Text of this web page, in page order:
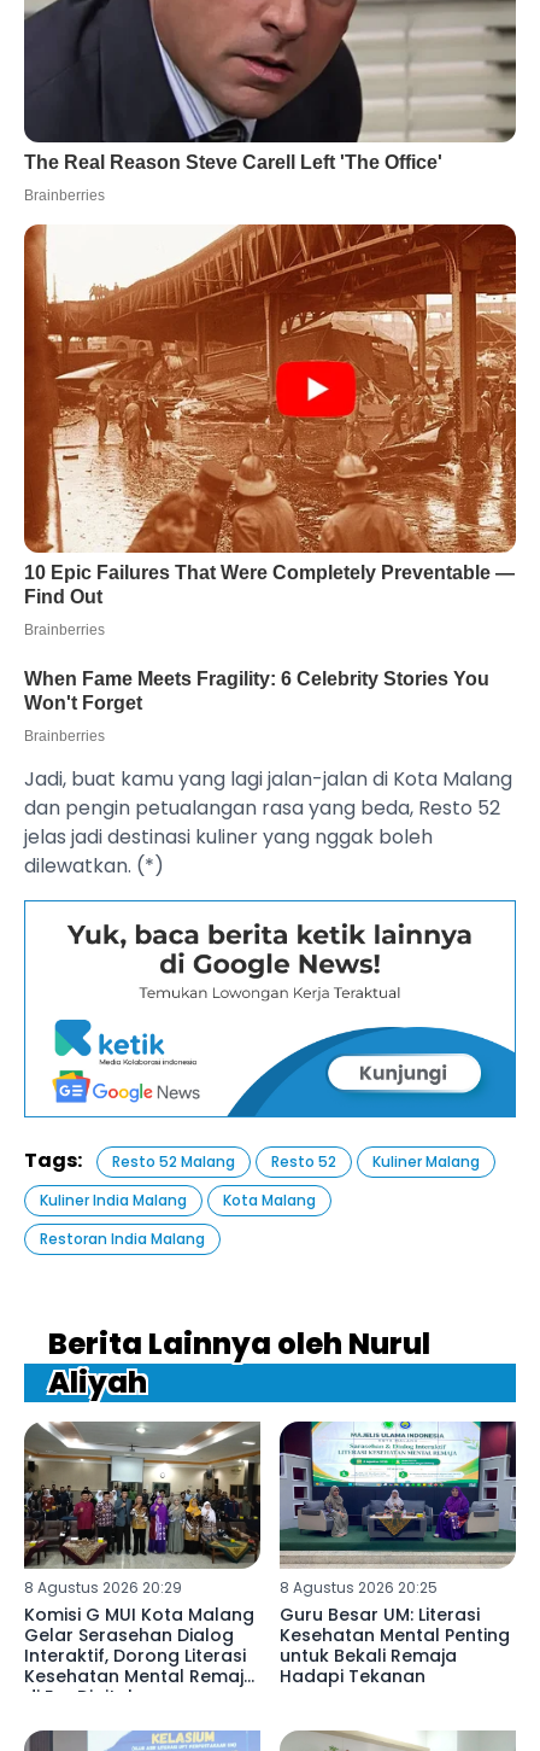
Jadi, buat kamu yang lagi jalan-jalan di Kota Malang
dan pengin petualangan rasa yang beda, Resto 52
jelas jadi destinasi kuliner yang nggak boleh
dilewatkan. (*)
Tags: Resto 52 Malang Resto 52
Kuliner Malang
Kuliner India Malang
Kota Malang
Restoran India Malang
Berita Lainnya oleh Nurul
Aliyah
8 Agustus 2026 20:29
Komisi G MUI Kota Malang
Gelar Serasehan Dialog
Interaktif, Dorong Literasi
Kesehatan Mental Remaja
di Era Digital
8 Agustus 2026 20:25
Guru Besar UM: Literasi
Kesehatan Mental Penting
untuk Bekali Remaja
Hadapi Tekanan